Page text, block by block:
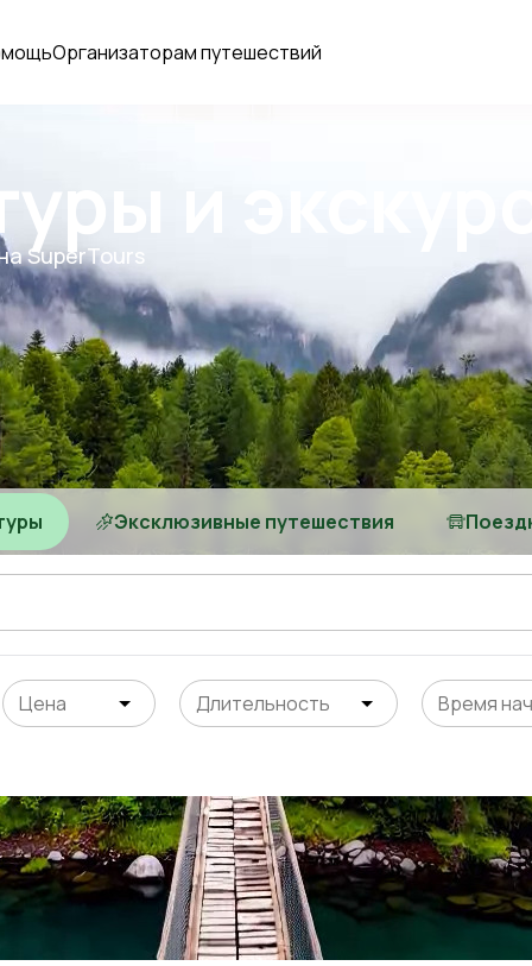
Организаторам путешествий
и
SuperTours
Эксклюзивные путешествия
Цена Длительность Время